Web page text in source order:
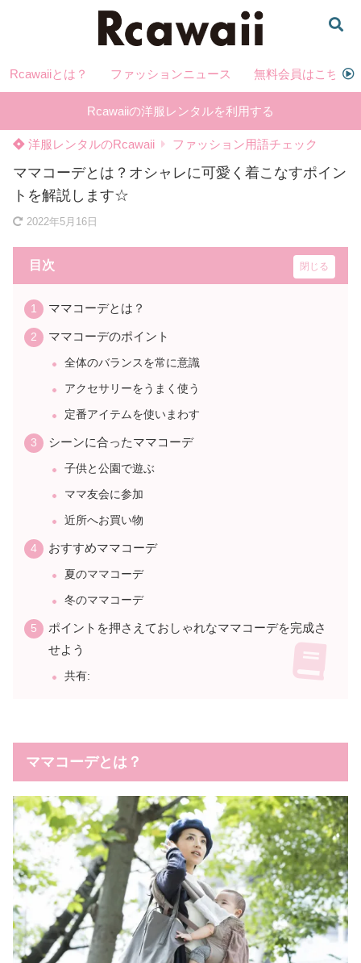
Rcawaiiとは？ ファッションニュース 無料会員はこちら
Rcawaiiの洋服レンタルを利用する
洋服レンタルのRcawaii ファッション用語チェック
ママコーデとは？オシャレに可愛く着こなすポイン
トを解説します☆
2022年5月16日
目次
ママコーデとは？
ママコーデのポイント
全体のバランスを常に意識
アクセサリーをうまく使う
定番アイテムを使いまわす
シーンに合ったママコーデ
子供と公園で遊ぶ
ママ友会に参加
近所へお買い物
おすすめママコーデ
夏のママコーデ
冬のママコーデ
ポイントを押さえておしゃれなママコーデを完成さ
せよう
共有:
ママコーデとは？